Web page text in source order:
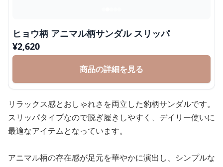
ヒョウ柄 アニマル柄サンダル スリッパ
¥2,620
商品の詳細を見る
リラックス感とおしゃれさを両立した豹柄サンダルです。
スリッパタイプなので脱ぎ履きしやすく、デイリー使いに
最適なアイテムとなっています。
アニマル柄の存在感が足元を華やかに演出し、シンプルな